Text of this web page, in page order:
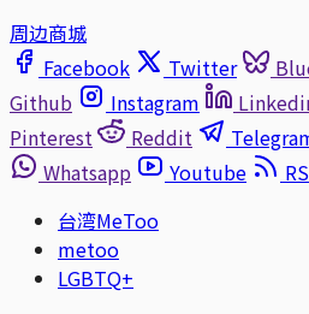
周边商城
Facebook
Twitter
Github
Instagram
Pinterest
Reddit
Whatsapp
Youtube
台湾MeToo
metoo
LGBTQ+